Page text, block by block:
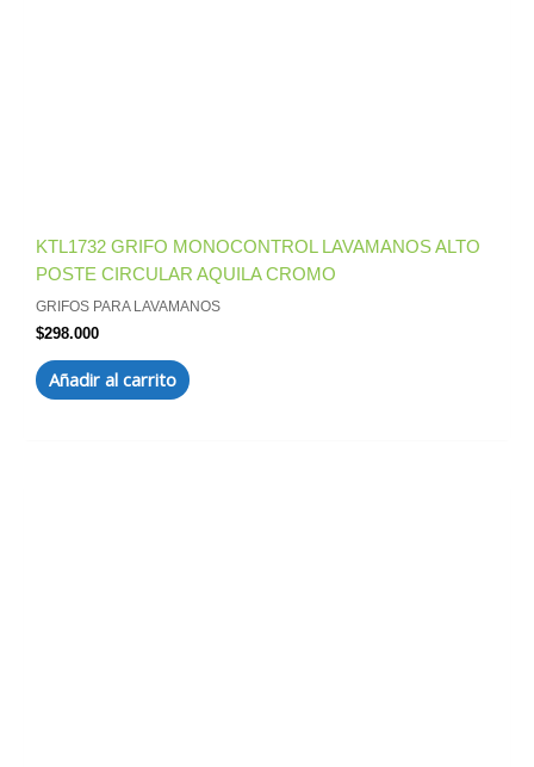
KTL1732 GRIFO MONOCONTROL LAVAMANOS ALTO
POSTE CIRCULAR AQUILA CROMO
GRIFOS PARA LAVAMANOS
$298.000
Añadir al carrito